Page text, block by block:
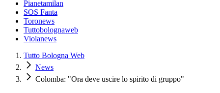
Pianetamilan
SOS Fanta
Toronews
Tuttobolognaweb
Violanews
Tutto Bologna Web
News
Colomba: "Ora deve uscire lo spirito di gruppo"